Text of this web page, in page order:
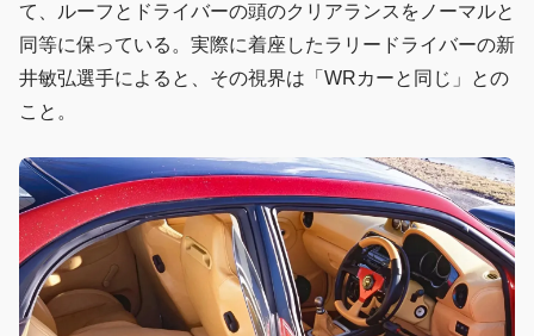
て、ルーフとドライバーの頭のクリアランスをノーマルと
同等に保っている。実際に着座したラリードライバーの新
井敏弘選手によると、その視界は「WRカーと同じ」との
こと。